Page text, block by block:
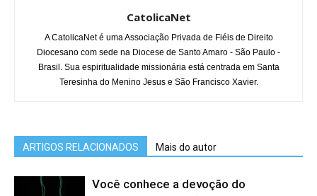
CatolicaNet
A CatolicaNet é uma Associação Privada de Fiéis de Direito
Diocesano com sede na Diocese de Santo Amaro - São Paulo -
Brasil. Sua espiritualidade missionária está centrada em Santa
Teresinha do Menino Jesus e São Francisco Xavier.
ARTIGOS RELACIONADOS Mais do autor
Você conhece a devoção do